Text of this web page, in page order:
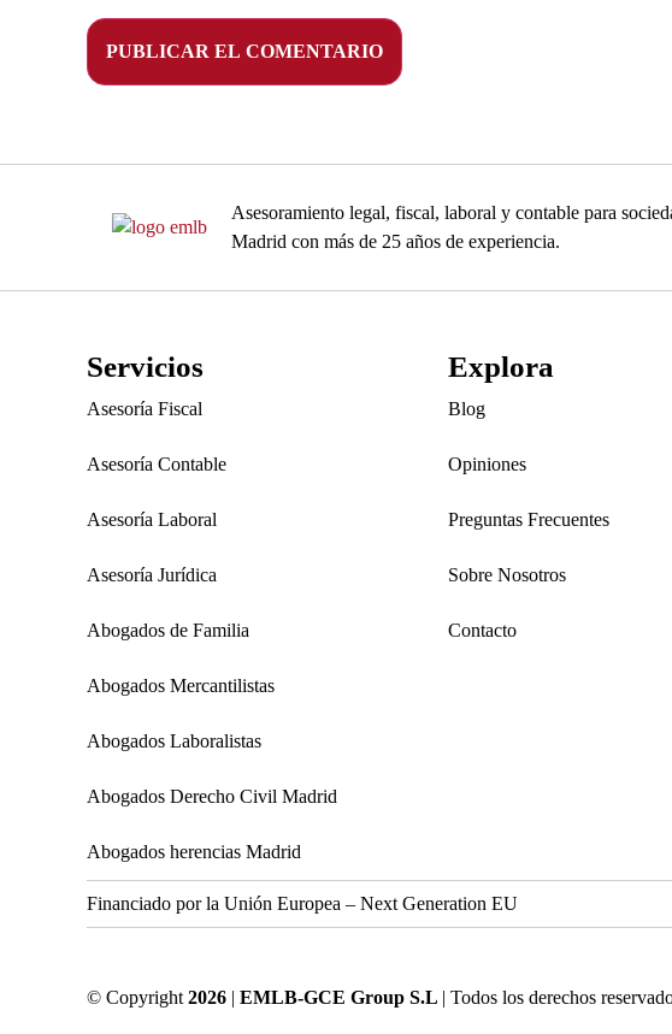
Asesoramiento legal, fiscal, laboral y contable para
Madrid con más de 25 años de experiencia.
Servicios
Asesoría Fiscal
Asesoría Contable
Asesoría Laboral
Asesoría Jurídica
Abogados de Familia
Abogados Mercantilistas
Abogados Laboralistas
Abogados Derecho Civil Madrid
Abogados herencias Madrid
Explora
Blog
Opiniones
Preguntas Frecuentes
Sobre Nosotros
Contacto
Financiado por la Unión Europea – Next Generation EU
© Copyright 2026 | EMLB-GCE Group S.L | Todos los derechos